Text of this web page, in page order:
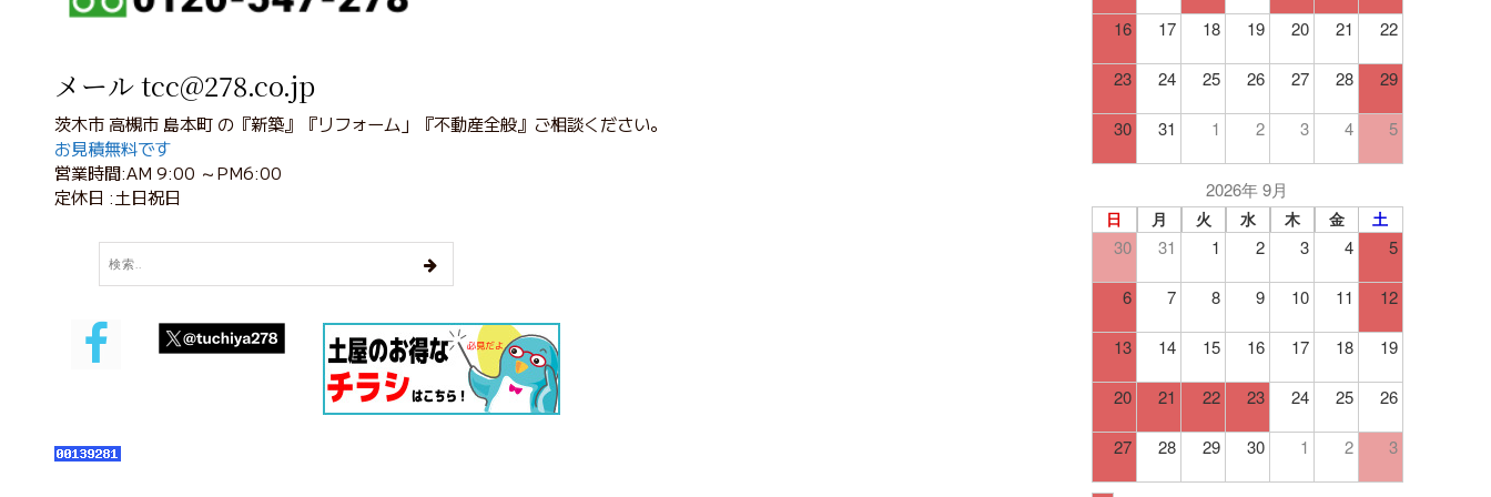
メール tcc@278.co.jp
茨木市 高槻市 島本町 の『新築』『リフォーム」『不動産全般』ご相談ください。
お見積無料です
営業時間:AM 9:00 ～PM6:00
定休日 :土日祝日
16 17 18 19 20 21 22
23 24 25 26 27 28 29
30 31 1 2 3 4 5
2026年 9月
日 月 火 水 木 金 土
30 31 1 2 3 4 5
6 7 8 9 10 11 12
13 14 15 16 17 18 19
20 21 22 23 24 25 26
27 28 29 30 1 2 3